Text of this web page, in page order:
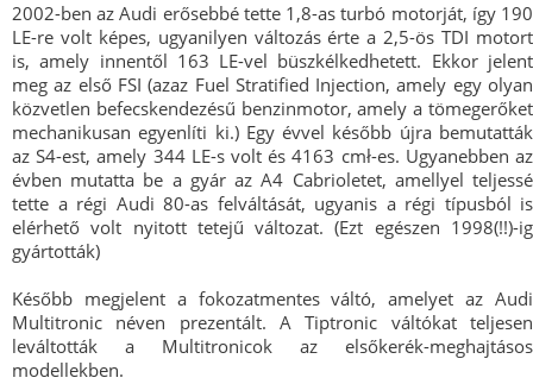
2002-ben az Audi erősebbé tette 1,8-as turbó motorját, így 190
LE-re volt képes, ugyanilyen változás érte a 2,5-ös TDI motort
is, amely innentől 163 LE-vel büszkélkedhetett. Ekkor jelent
meg az első FSI (azaz Fuel Stratified Injection, amely egy olyan
közvetlen befecskendezésű benzinmotor, amely a tömegerőket
mechanikusan egyenlíti ki.) Egy évvel később újra bemutatták
az S4-est, amely 344 LE-s volt és 4163 cmł-es. Ugyanebben az
évben mutatta be a gyár az A4 Cabrioletet, amellyel teljessé
tette a régi Audi 80-as felváltását, ugyanis a régi típusból is
elérhető volt nyitott tetejű változat. (Ezt egészen 1998(!!)-ig
gyártották)
Később megjelent a fokozatmentes váltó, amelyet az Audi
Multitronic néven prezentált. A Tiptronic váltókat teljesen
leváltották a Multitronicok az elsőkerék-meghajtásos
modellekben.